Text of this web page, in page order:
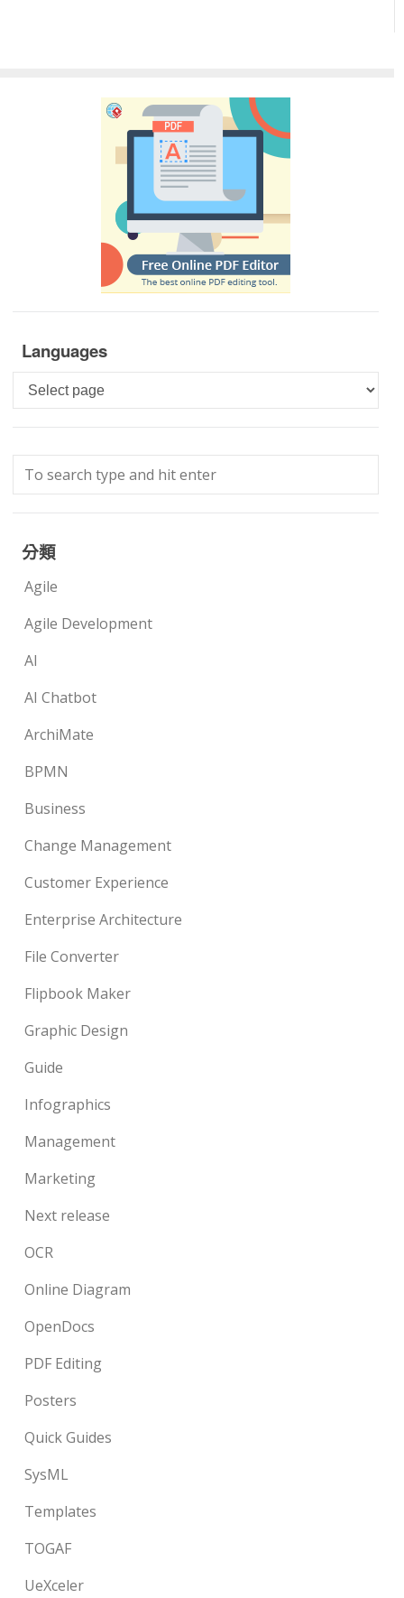
Languages
Languages
分類
Agile
Agile Development
AI
AI Chatbot
ArchiMate
BPMN
Business
Change Management
Customer Experience
Enterprise Architecture
File Converter
Flipbook Maker
Graphic Design
Guide
Infographics
Management
Marketing
Next release
OCR
Online Diagram
OpenDocs
PDF Editing
Posters
Quick Guides
SysML
Templates
TOGAF
UeXceler